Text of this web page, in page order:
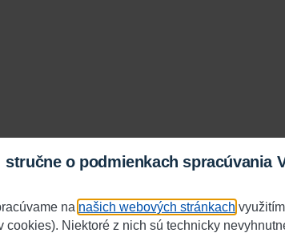
o podmienkach spracúvania
na našich webových stránkach
cookies). Niektoré z nich sú technicky